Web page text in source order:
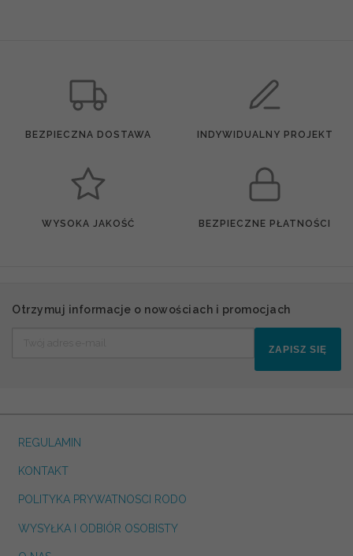
BEZPIECZNA DOSTAWA INDYWIDUALNY PROJEKT
WYSOKA JAKOŚĆ BEZPIECZNE PŁATNOŚCI
Otrzymuj informacje o nowościach i promocjach
ZAPISZ SIĘ
REGULAMIN
KONTAKT
POLITYKA PRYWATNOSCI RODO
WYSYŁKA I ODBIÓR OSOBISTY